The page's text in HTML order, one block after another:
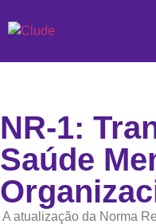
NR-1:
Saúde
A atualização da Norma